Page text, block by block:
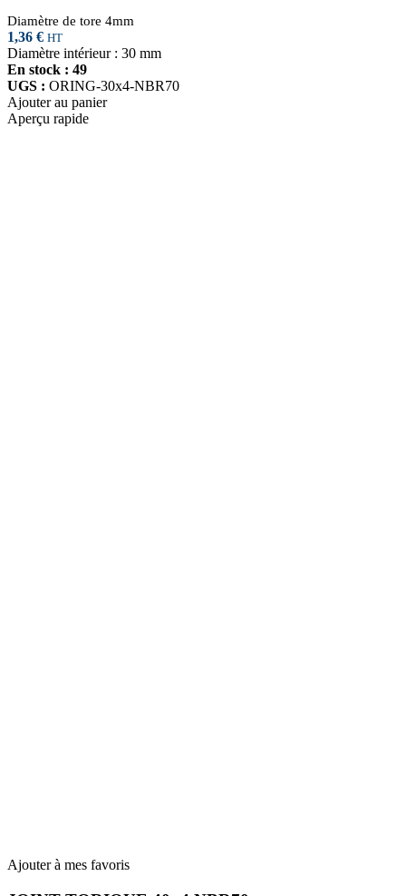
Diamètre de tore 4mm
1,36 € HT
Diamètre intérieur : 30 mm
En stock : 49
UGS : ORING-30x4-NBR70
Ajouter au panier
Aperçu rapide
Ajouter à mes favoris